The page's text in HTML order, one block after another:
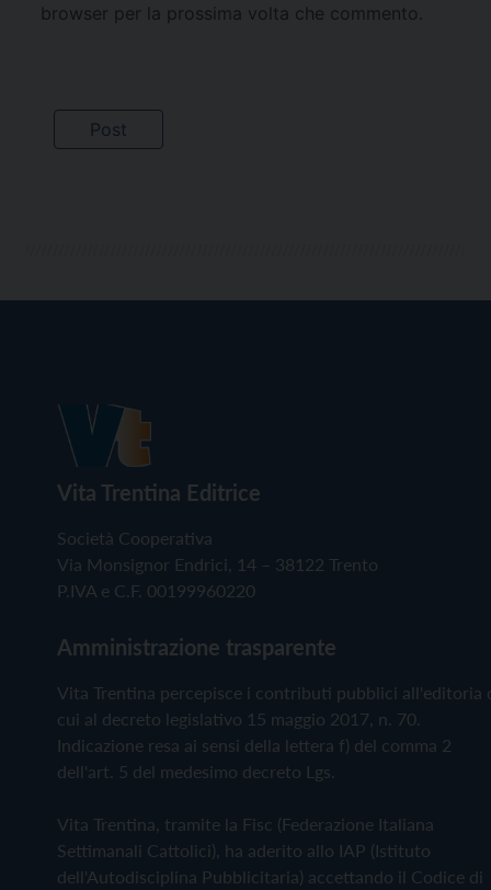
browser per la prossima volta che commento.
Vita Trentina Editrice
Società Cooperativa
Via Monsignor Endrici, 14 – 38122 Trento
P.IVA e C.F. 00199960220
Amministrazione trasparente
Vita Trentina percepisce i contributi pubblici all'editoria
cui al decreto legislativo 15 maggio 2017, n. 70.
Indicazione resa ai sensi della lettera f) del comma 2
dell'art. 5 del medesimo decreto Lgs.
Vita Trentina, tramite la Fisc (Federazione Italiana
Settimanali Cattolici), ha aderito allo IAP (Istituto
dell'Autodisciplina Pubblicitaria) accettando il Codice di